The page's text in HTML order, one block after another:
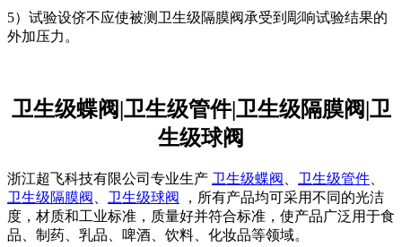
5）试验设侪不应使被测卫生级隔膜阀承受到彫响试验结果的
外加压力。
卫生级蝶阀|卫生级管件|卫生级隔膜阀|卫
生级球阀
浙江超飞科技有限公司专业生产 卫生级蝶阀 卫生级管件
卫生级隔膜阀
卫生级球阀
，所有产品均可采用不同的光洁
度，材质和工业标准，质量好并符合标准，使产品广泛用于食
品、制药、乳品、啤酒、饮料、化妆品等领域。